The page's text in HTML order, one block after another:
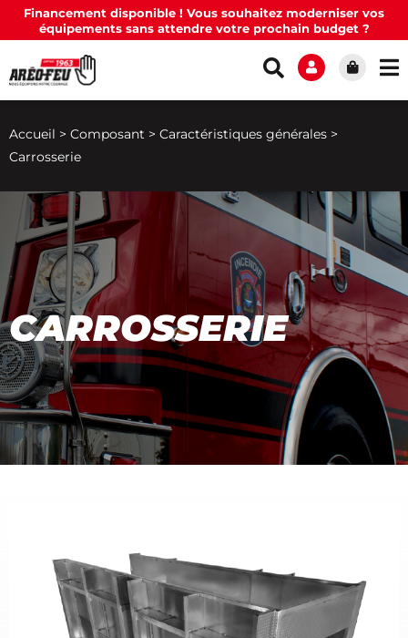
Financement disponible ! Vous souhaitez moderniser vos
équipements sans attendre votre prochain budget ?
Accueil > Composant > Caractéristiques générales >
Carrosserie
CARROSSERIE